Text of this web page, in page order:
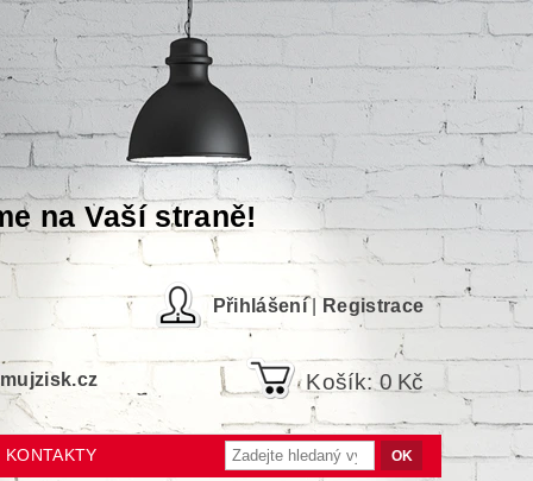
na Vaší straně!
Přihlášení Registrace
Košík: 0 Kč
KONTAKTY